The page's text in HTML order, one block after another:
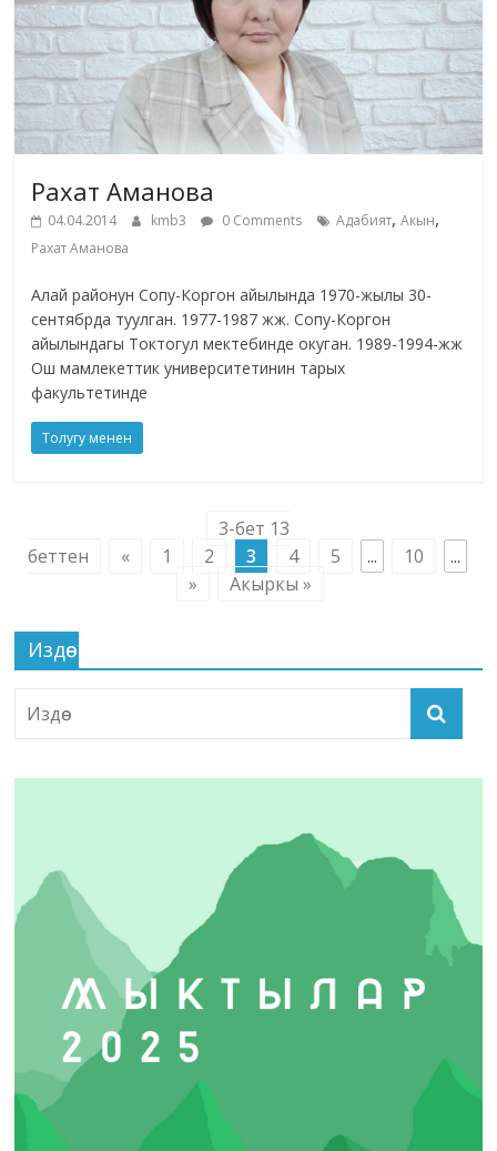
Рахат Аманова
04.04.2014 kmb3 0 Comments Адабият,Акын,
Рахат Аманова
Алай районун Сопу-Коргон айылында 1970-жылы 30-
сентябрда туулган. 1977-1987 жж. Сопу-Коргон
айылындагы Токтогул мектебинде окуган. 1989-1994-жж
Ош мамлекеттик университетинин тарых
факультетинде
Толугу менен
3-бет 13
беттен
« 1 2 3 4 5 ... 10
...
»
Акыркы »
Издөө